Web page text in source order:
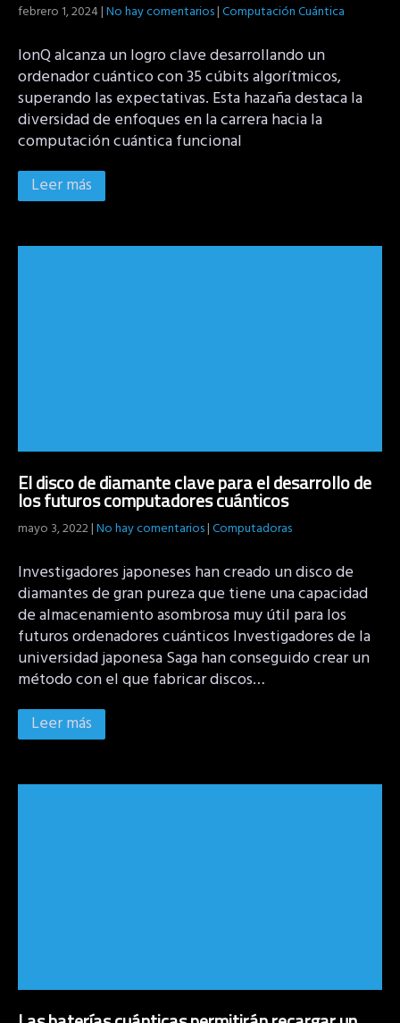
febrero 1, 2024|No hay comentarios|Computación Cuántica
IonQ alcanza un logro clave desarrollando un
ordenador cuántico con 35 cúbits algorítmicos,
superando las expectativas. Esta hazaña destaca la
diversidad de enfoques en la carrera hacia la
computación cuántica funcional
Leer más
El disco de diamante clave para el desarrollo de
los futuros computadores cuánticos
mayo 3, 2022|No hay comentarios|Computadoras
Investigadores japoneses han creado un disco de
diamantes de gran pureza que tiene una capacidad
de almacenamiento asombrosa muy útil para los
futuros ordenadores cuánticos Investigadores de la
universidad japonesa Saga han conseguido crear un
método con el que fabricar discos…
Leer más